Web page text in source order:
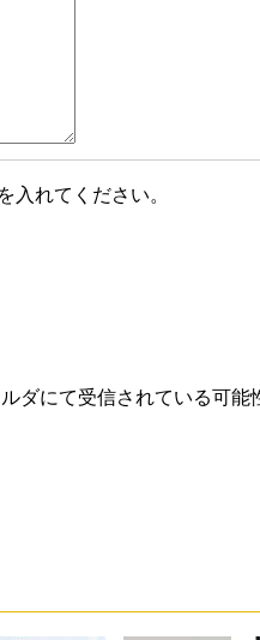
入れてください。
ダにて受信されている可能